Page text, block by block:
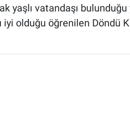
yaşlı vatandaşı
iyi olduğu öğrenilen Döndü